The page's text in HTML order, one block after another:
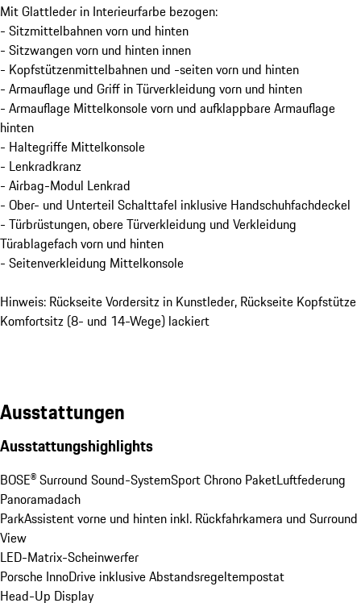
Mit Glattleder in Interieurfarbe bezogen:
- Sitzmittelbahnen vorn und hinten
- Sitzwangen vorn und hinten innen
- Kopfstützenmittelbahnen und -seiten vorn und hinten
- Armauflage und Griff in Türverkleidung vorn und hinten
- Armauflage Mittelkonsole vorn und aufklappbare Armauflage
hinten
- Haltegriffe Mittelkonsole
- Lenkradkranz
- Airbag-Modul Lenkrad
- Ober- und Unterteil Schalttafel inklusive Handschuhfachdeckel
- Türbrüstungen, obere Türverkleidung und Verkleidung
Türablagefach vorn und hinten
- Seitenverkleidung Mittelkonsole
Hinweis: Rückseite Vordersitz in Kunstleder, Rückseite Kopfstütze
Komfortsitz (8- und 14-Wege) lackiert
Ausstattungen
Ausstattungshighlights
BOSE® Surround Sound-SystemSport Chrono PaketLuftfederung
Panoramadach
ParkAssistent vorne und hinten inkl. Rückfahrkamera und Surround
View
LED-Matrix-Scheinwerfer
Porsche InnoDrive inklusive Abstandsregeltempostat
Head-Up Display